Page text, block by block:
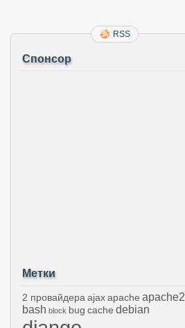
RSS
Спонсор
Метки
2 провайдера ajaxapache apache2
bash block bug cache debian